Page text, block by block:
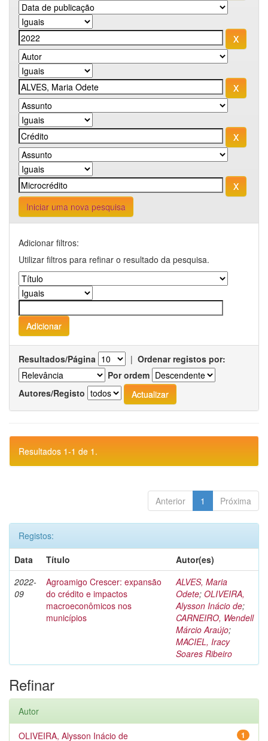
Iniciar uma nova pesquisa
Adicionar filtros:
Utilizar filtros para refinar o resultado da pesquisa.
Resultados/Página | Ordenar registos por:
Por ordem
Autores/Registo
Resultados 1-1 de 1.
Anterior 1 Próxima
Registos:
Data
Título
Autor(es)
2022-
09
Agroamigo Crescer: expansão
do crédito e impactos
macroeconômicos nos
municípios
ALVES, Maria
Odete; OLIVEIRA,
Alysson Inácio de;
CARNEIRO, Wendell
Márcio Araújo;
MACIEL, Iracy
Soares Ribeiro
Refinar
Autor
1
OLIVEIRA, Alysson Inácio de